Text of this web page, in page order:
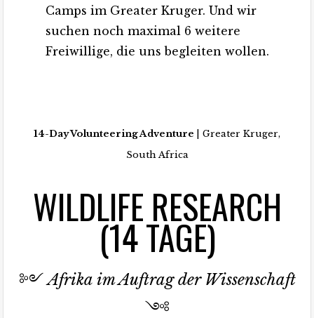
Camps im Greater Kruger. Und wir
suchen noch maximal 6 weitere
Freiwillige, die uns begleiten wollen.
14-Day Volunteering Adventure
| Greater Kruger,
South Africa
WILDLIFE RESEARCH
(14 TAGE)
༻Afrika im Auftrag der Wissenschaft
༺